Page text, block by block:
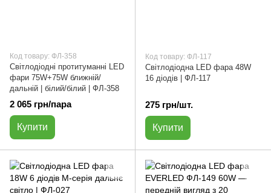
Код товару: ФЛ-358
Світлодіодні протитуманні LED
фари 75W+75W ближній/
дальній | білий/білий | ФЛ-358
2 065 грн/пара
Купити
Код товару: ФЛ-117
Світлодіодна LED фара 48W
16 діодів | ФЛ-117
275 грн/шт.
Купити